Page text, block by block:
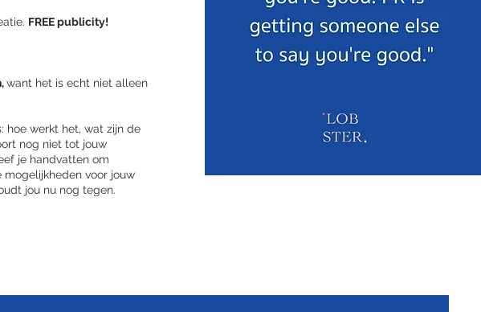
FREE publicity!
want het is echt niet alleen
hoe werkt het, wat zijn de
nog niet tot jouw
je handvatten om
voor jouw
jou nu nog tegen.